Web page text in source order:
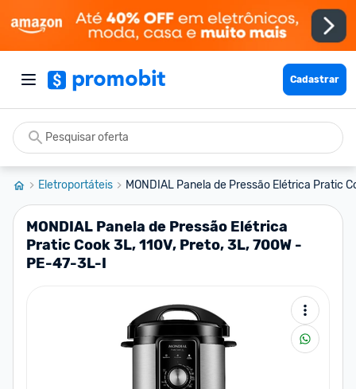
Cadastrar
Eletroportáteis MONDIAL Panela de Pressão Elétrica Pratic
MONDIAL Panela de Pressão Elétrica
Pratic Cook 3L, 110V, Preto, 3L, 700W -
PE-47-3L-I